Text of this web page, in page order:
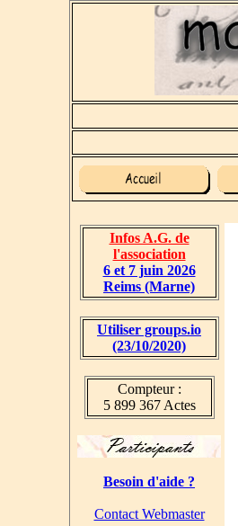
Infos A.G. de
l'association
6 et 7 juin 2026
Reims (Marne)
Utiliser groups.io
(23/10/2020)
Compteur :
5 899 367 Actes
Besoin d'aide ?
Contact Webmaster